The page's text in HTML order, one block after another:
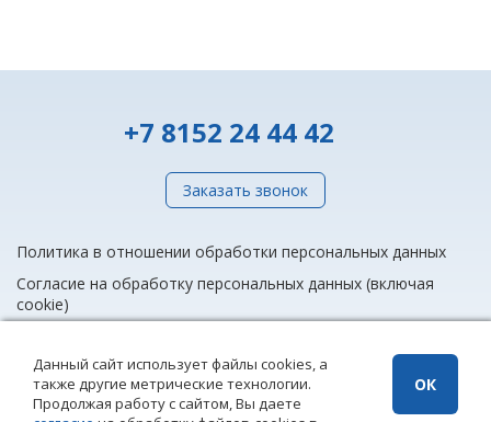
+7 8152 24 44 42
Заказать звонок
Политика в отношении обработки персональных данных
Согласие на обработку персональных данных (включая
cookie)
info@rieltnet.ru
Данный сайт использует файлы cookies, а
также другие метрические технологии.
Продолжая работу с сайтом, Вы даете
ОК